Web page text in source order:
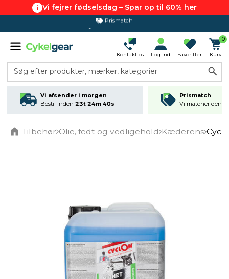
Vi fejrer fødselsdag – Spar op til 60% her
365 dages returret
Kontakt os Log ind Favoritter
0
Kurv
Søg efter produkter, mærker, kategorier
Vi afsender i morgen
Bestil inden 23t 24m 40s
Prismatch
Vi matcher den
Tilbehør Olie, fedt og vedligehold Kæderens